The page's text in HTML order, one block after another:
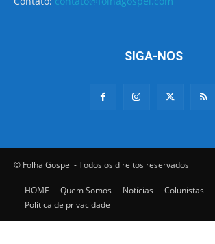
SIGA-NOS
© Folha Gospel - Todos os direitos reservados
HOME Quem Somos Notícias Colunistas
Política de privacidade